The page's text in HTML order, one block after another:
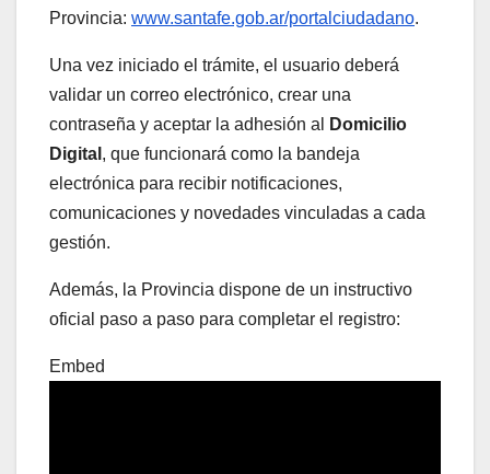
Provincia: www.santafe.gob.ar/portalciudadano.
Una vez iniciado el trámite, el usuario deberá
validar un correo electrónico, crear una
contraseña y aceptar la adhesión al
Domicilio
Digital , que funcionará como la bandeja
electrónica para recibir notificaciones,
comunicaciones y novedades vinculadas a cada
gestión.
Además, la Provincia dispone de un instructivo
oficial paso a paso para completar el registro:
Embed